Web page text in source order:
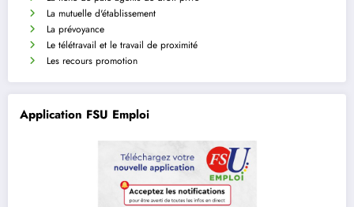
La mutuelle d'établissement
La prévoyance
Le télétravail et le travail de proximité
Les recours promotion
Application FSU Emploi